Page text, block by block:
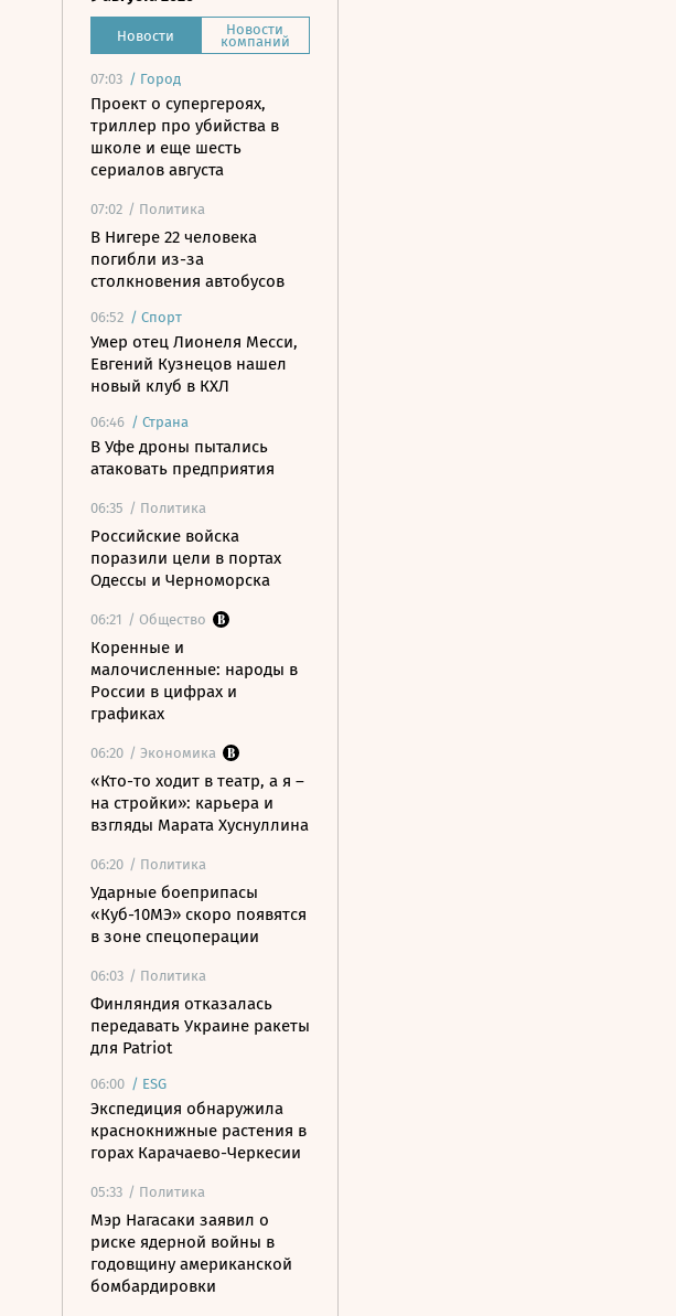
Новости Новости
компаний
07:03 / Город
Проект о супергероях,
триллер про убийства в
школе и еще шесть
сериалов августа
07:02 / Политика
В Нигере 22 человека
погибли из-за
столкновения автобусов
06:52 / Спорт
Умер отец Лионеля Месси,
Евгений Кузнецов нашел
новый клуб в КХЛ
06:46 / Страна
В Уфе дроны пытались
атаковать предприятия
06:35 / Политика
Российские войска
поразили цели в портах
Одессы и Черноморска
06:21 / Общество
Коренные и
малочисленные: народы в
России в цифрах и
графиках
06:20 / Экономика
«Кто-то ходит в театр, а я –
на стройки»: карьера и
взгляды Марата Хуснуллина
06:20 / Политика
Ударные боеприпасы
«Куб-10МЭ» скоро появятся
в зоне спецоперации
06:03 / Политика
Финляндия отказалась
передавать Украине ракеты
для Patriot
06:00 / ESG
Экспедиция обнаружила
краснокнижные растения в
горах Карачаево-Черкесии
05:33 / Политика
Мэр Нагасаки заявил о
риске ядерной войны в
годовщину американской
бомбардировки